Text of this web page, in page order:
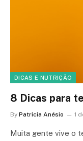
DICAS E NUTRIÇÃO
8 Dicas para
By Patricia Anésio 1
Muita gente vive o